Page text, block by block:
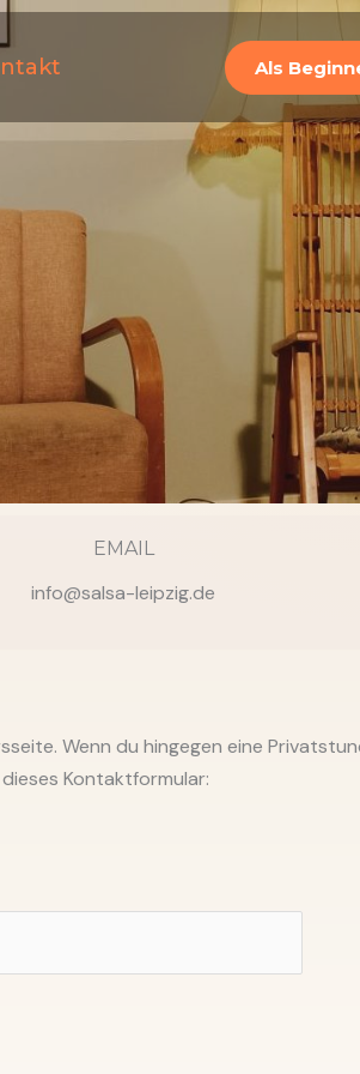
Als
EMAIL
info@salsa-leipzig.de
Wenn du hingegen eine
Kontaktformular: